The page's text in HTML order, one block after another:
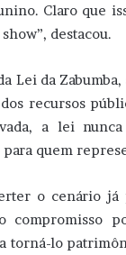
Claro que
destacou.
Lei da
recursos
a lei
quem
o cenário
compromisso
torná-lo